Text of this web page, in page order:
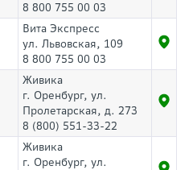
8 800 755 00 03
Вита Экспресс
ул. Львовская, 109
8 800 755 00 03
Живика
г. Оренбург, ул.
Пролетарская, д. 273
8 (800) 551-33-22
Живика
г. Оренбург, ул.